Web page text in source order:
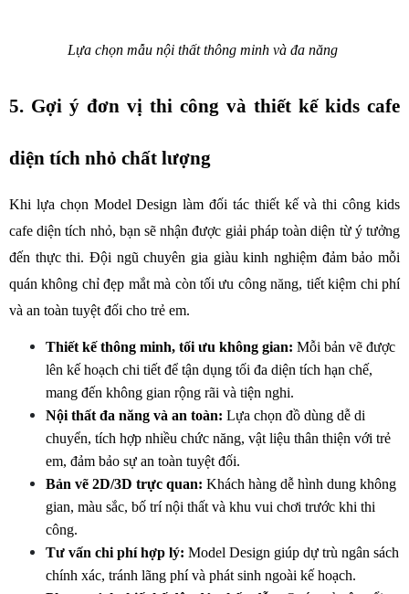
Lựa chọn mẫu nội thất thông minh và đa năng
5. Gợi ý đơn vị thi công và thiết kế kids cafe
diện tích nhỏ chất lượng
Khi lựa chọn Model Design làm đối tác thiết kế và thi công kids
cafe diện tích nhỏ, bạn sẽ nhận được giải pháp toàn diện từ ý tưởng
đến thực thi. Đội ngũ chuyên gia giàu kinh nghiệm đảm bảo mỗi
quán không chỉ đẹp mắt mà còn tối ưu công năng, tiết kiệm chi phí
và an toàn tuyệt đối cho trẻ em.
Thiết kế thông minh, tối ưu không gian: Mỗi bản vẽ được
lên kế hoạch chi tiết để tận dụng tối đa diện tích hạn chế,
mang đến không gian rộng rãi và tiện nghi.
Nội thất đa năng và an toàn: Lựa chọn đồ dùng dễ di
chuyển, tích hợp nhiều chức năng, vật liệu thân thiện với trẻ
em, đảm bảo sự an toàn tuyệt đối.
Bản vẽ 2D/3D trực quan: Khách hàng dễ hình dung không
gian, màu sắc, bố trí nội thất và khu vui chơi trước khi thi
công.
Tư vấn chi phí hợp lý: Model Design giúp dự trù ngân sách
chính xác, tránh lãng phí và phát sinh ngoài kế hoạch.